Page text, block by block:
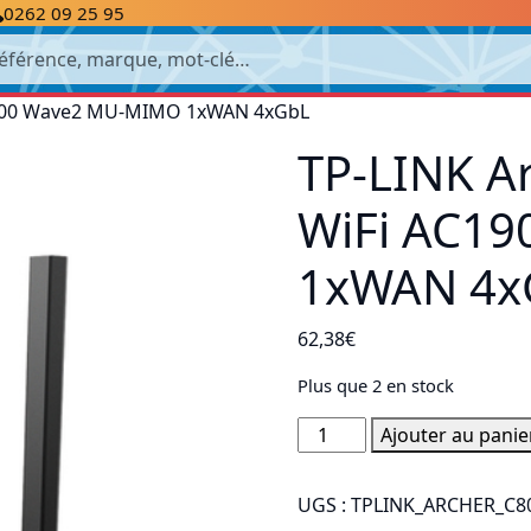
0262 09 25 95
Wave2 MU-MIMO 1xWAN 4xGbL
TP-LINK
WiFi
1xWAN
62,38€
Plus que 2 en stock
quantité
de
LINK
Ajouter au
UGS :